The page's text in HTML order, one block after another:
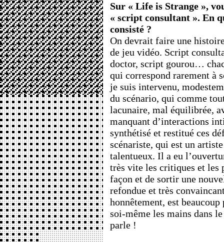
Sur « Life is Strange »,
« script consultant ». En
consisté ?
On devrait faire une
de jeu vidéo. Script
doctor, script gourou…
qui correspond rarement à
je suis intervenu,
du scénario, qui comme
lacunaire, mal équilibrée,
manquant d’interactions
synthétisé et restitué ces
scénariste, qui est un
talentueux. Il a eu
très vite les critiques et les
façon et de sortir une
refondue et très
honnêtement, est
soi-même les mains dans
parle !